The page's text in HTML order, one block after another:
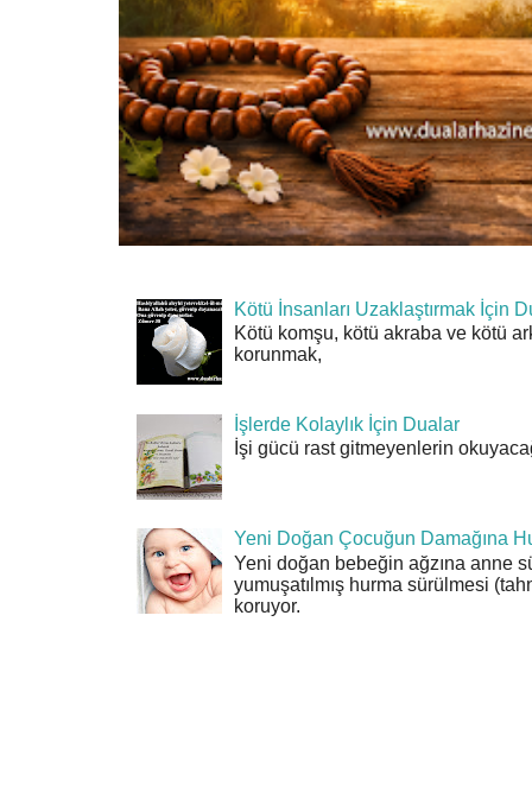
Kötü İnsanları Uzaklaştırmak İçin
Kötü komşu, kötü akraba ve kötü
korunmak,
İşlerde Kolaylık İçin Dualar
İşi gücü rast gitmeyenlerin
Yeni Doğan Çocuğun Damağına
Yeni doğan bebeğin ağzına anne
yumuşatılmış hurma sürülmesi
koruyor.